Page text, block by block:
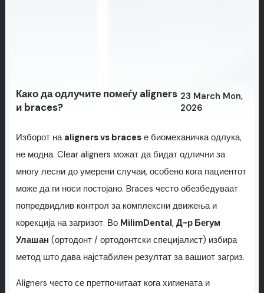
Како да одлучите помеѓу aligners
и braces?
23 March Mon,
2026
Изборот на aligners vs bracesе биомеханичка одлука,
не модна. Clear aligners можат да бидат одлични за
многу лесни до умерени случаи, особено кога пациентот
може да ги носи постојано. Braces често обезбедуваат
попредвидлив контрол за комплексни движења и
корекција на загризот. Во MilimDental, Д-р Бегум
Улашан (ортодонт / ортодонтски специјалист) избира
метод што дава најстабилен резултат за вашиот загриз.
Aligners често се претпочитаат кога хигиената и